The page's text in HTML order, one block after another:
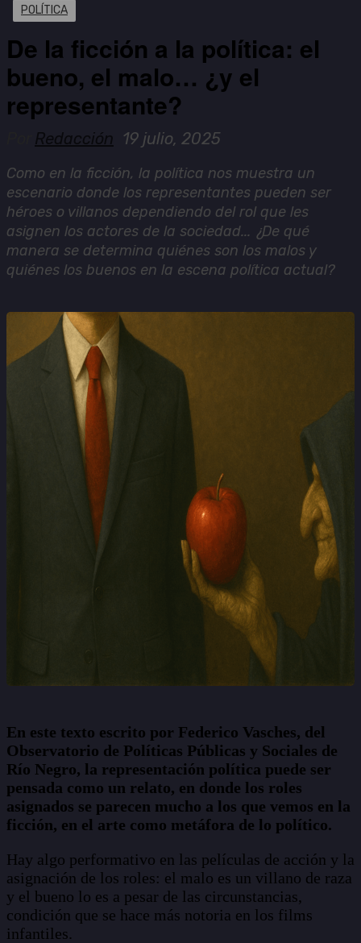
POLÍTICA
De la ficción a la política: el
bueno, el malo… ¿y el
representante?
Redacción 19 julio, 2025
Como en la ficción, la política nos muestra un
escenario donde los representantes pueden ser
héroes o villanos dependiendo del rol que les
asignen los actores de la sociedad... ¿De qué
manera se determina quiénes son los malos y
quiénes los buenos en la escena política actual?
En este texto escrito por Federico Vasches, del
Observatorio de Políticas Públicas y Sociales de
Río Negro, la representación política puede ser
pensada como un relato, en donde los roles
asignados se parecen mucho a los que vemos en la
ficción, en el arte como metáfora de lo político.
Hay algo performativo en las películas de acción y la
asignación de los roles: el malo es un villano de raza
y el bueno lo es a pesar de las circunstancias,
condición que se hace más notoria en los films
infantiles.